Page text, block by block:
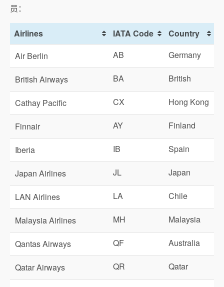
员：
Airlines IATA Code
Country
Air Berlin
AB Germany
British Airways BA British
Cathay Pacific CX Hong Kong
Finnair AY Finland
Iberia IB Spain
Japan Airlines JL Japan
LAN Airlines LA Chile
Malaysia Airlines MH Malaysia
Qantas Airways QF Australia
Qatar Airways QR Qatar